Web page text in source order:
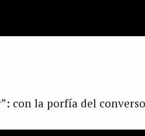
con la porfía del